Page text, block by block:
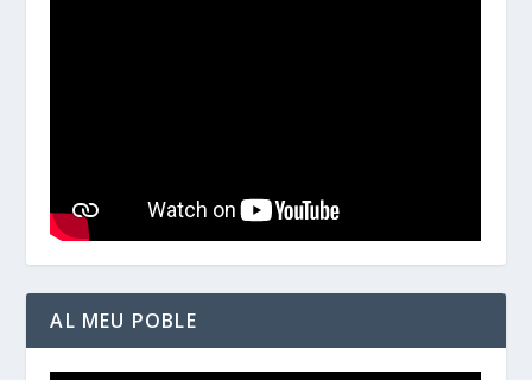
AL MEU POBLE